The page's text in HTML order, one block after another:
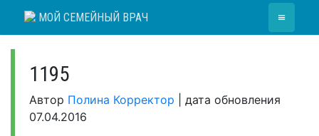
МОЙ СЕМЕЙНЫЙ ВРАЧ ≡
1195
Автор Полина Корректор
дата обновления
07.04.2016